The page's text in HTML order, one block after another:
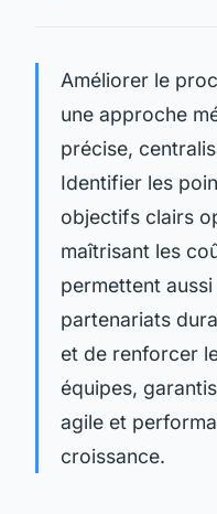
Améliorer le
une approche
précise,
Identifier les
objectifs clairs
maîtrisant les
permettent
partenariats
et de renforcer
équipes,
agile et
croissance.